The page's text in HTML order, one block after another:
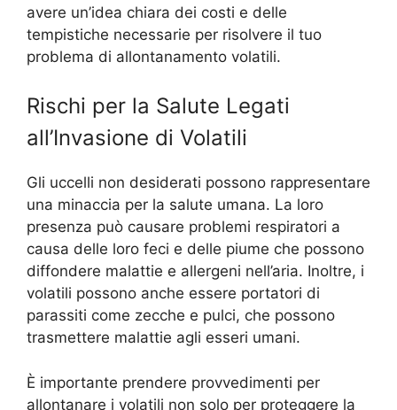
avere un’idea chiara dei costi e delle
tempistiche necessarie per risolvere il tuo
problema di allontanamento volatili.
Rischi per la Salute Legati
all’Invasione di Volatili
Gli uccelli non desiderati possono rappresentare
una minaccia per la salute umana. La loro
presenza può causare problemi respiratori a
causa delle loro feci e delle piume che possono
diffondere malattie e allergeni nell’aria. Inoltre, i
volatili possono anche essere portatori di
parassiti come zecche e pulci, che possono
trasmettere malattie agli esseri umani.
È importante prendere provvedimenti per
allontanare i volatili non solo per proteggere la